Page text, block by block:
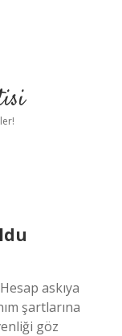
askıya
şartlarına
göz